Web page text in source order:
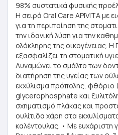
98% συστατικά φυσικής
Η σειρά Oral Care APIVITA με
για τη περιποίηση της
την ιδανική λύση για την
ολόκληρης της οικογένειας.
εξασφαλίζει τη στοματική
Δυναμώνει το σμάλτο των
διατήρηση της υγείας των
εκχύλισμα πρόπολης,
glycerophosphate και
σχηματισμό πλάκας και
ουλίτιδα χάρη στα
καλέντουλας. • Με ευχάριστη